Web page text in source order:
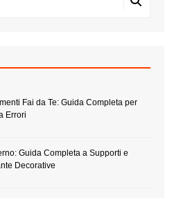
Fai da Te: Guida Completa per
Errori
Guida Completa a Supporti e
Decorative